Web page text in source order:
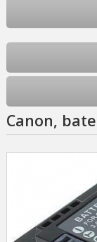
Canon,